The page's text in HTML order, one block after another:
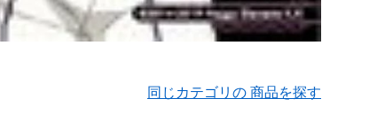
同じカテゴリの 商品を探す